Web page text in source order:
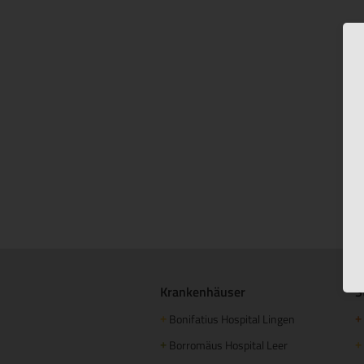
Krankenhäuser
+ Bonifatius Hospital Lingen
+ Borromäus Hospital Leer
+
+